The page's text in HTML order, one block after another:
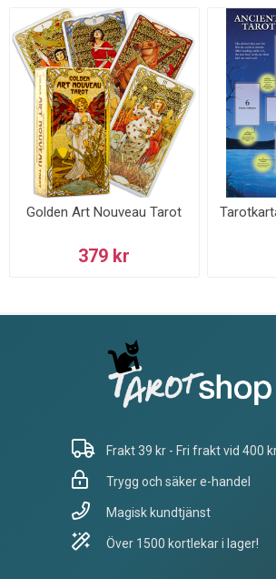
Golden Art Nouveau Tarot
379 kr
Frakt 39 kr - Fri frakt vid 400
Trygg och säker e-handel
Magisk kundtjänst
Över 1500 kortlekar i lager!